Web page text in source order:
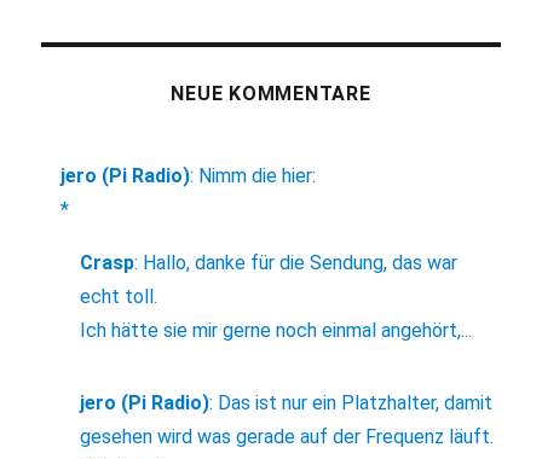
NEUE KOMMENTARE
jero (Pi Radio): Nimm die hier:
*
Crasp: Hallo, danke für die Sendung, das war
echt toll.
Ich hätte sie mir gerne noch einmal angehört,...
jero (Pi Radio): Das ist nur ein Platzhalter, damit
gesehen wird was gerade auf der Frequenz läuft.